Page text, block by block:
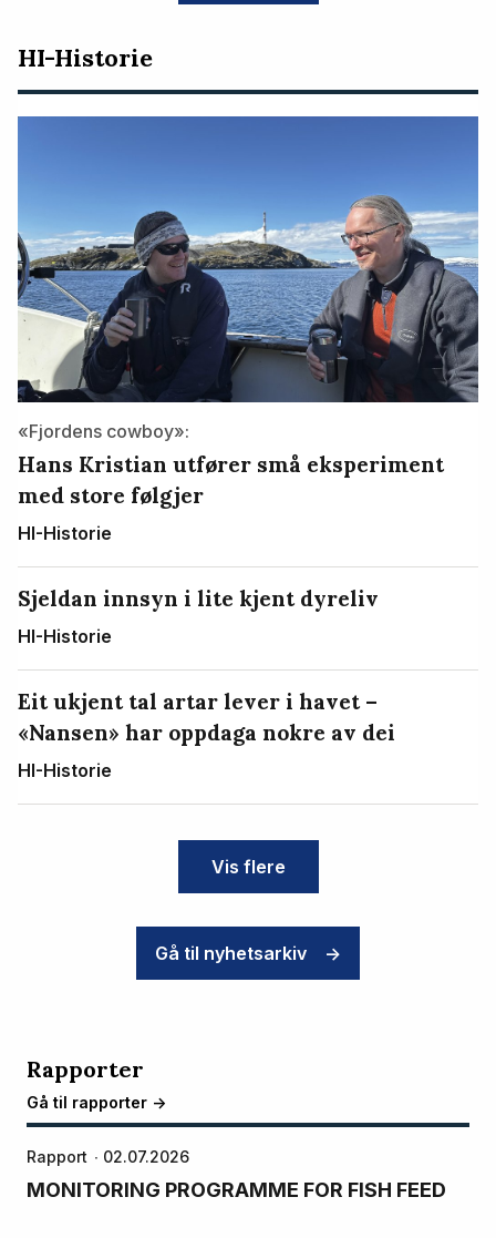
HI-Historie
«Fjordens cowboy»:
Hans Kristian utfører små eksperiment
med store følgjer
HI-Historie
Sjeldan innsyn i lite kjent dyreliv
HI-Historie
Eit ukjent tal artar lever i havet –
«Nansen» har oppdaga nokre av dei
HI-Historie
Vis flere
Gå til nyhetsarkiv ->
Rapporter
Gå til rapporter ->
Rapport 02.07.2026
MONITORING PROGRAMME FOR FISH FEED